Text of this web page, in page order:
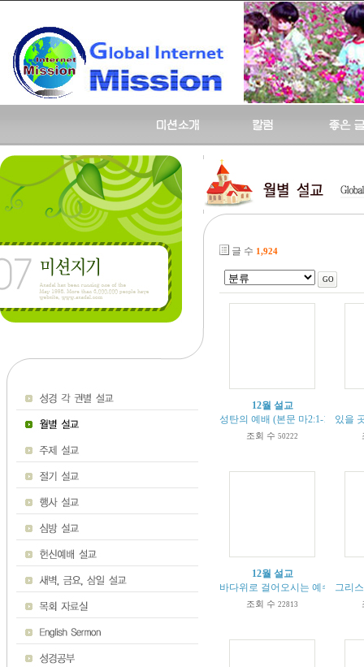
글 수 1,924
12월 설교
성탄의 예배 (본문 마2:1-12)
조회 수 50222
있을
12월 설교
바다위로 걸어오시는 예수님 (본
조회 수 22813
그리